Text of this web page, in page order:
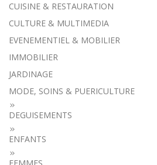
CUISINE & RESTAURATION
CULTURE & MULTIMEDIA
EVENEMENTIEL & MOBILIER
IMMOBILIER
JARDINAGE
MODE, SOINS & PUERICULTURE
DEGUISEMENTS
ENFANTS